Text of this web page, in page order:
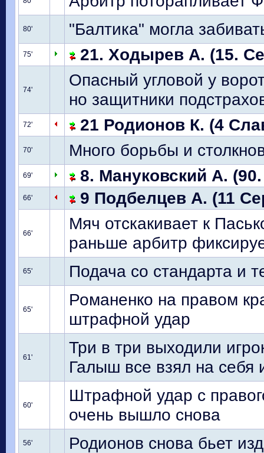
80' "Балтика" могла
75' 21. Ходырев А. (15.
74'
Опасный угловой у
но защитники
72' 21 Родионов К. (4
70' Много борьбы и
69' 8. Мануковский А.
66' 9 Подбелцев А. (11
66'
Мяч отскакивает к
раньше арбитр
65' Подача со стандарта и
65'
Романенко на правом
штрафной удар
61'
Три в три выходили
Галыш все взял на себя
60'
Штрафной удар с
очень вышло снова
56' Родионов снова бьет